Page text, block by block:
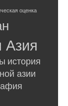
оценка
Азия
история
азии